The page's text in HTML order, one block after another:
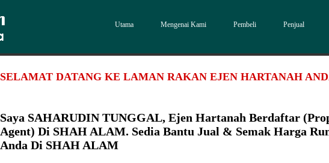
Utama Mengenai Kami Pembeli Penjual
SELAMAT DATANG KE LAMAN RAKAN EJEN HARTANAH
Saya SAHARUDIN TUNGGAL, Ejen Hartanah Berdaftar
Agent) Di SHAH ALAM. Sedia Bantu Jual & Semak Harga
Anda Di SHAH ALAM